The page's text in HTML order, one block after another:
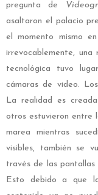
pregunta de
asaltaron el palacio
el momento mismo
irrevocablemente, una
tecnológica tuvo
cámaras de video.
La realidad es
otros estuvieron entre
marea mientras
visibles, también se
través de las pantallas
Esto debido a que